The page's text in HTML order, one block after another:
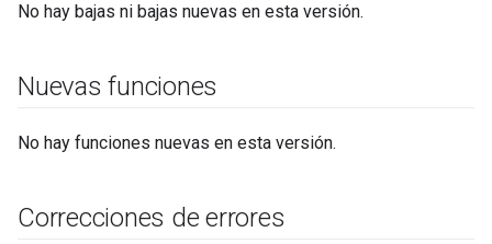
No hay bajas ni bajas nuevas en esta versión.
Nuevas funciones
No hay funciones nuevas en esta versión.
Correcciones de errores